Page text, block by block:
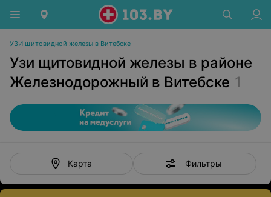
УЗИ щитовидной железы в Витебске
Узи щитовидной железы в районе
Железнодорожный в Витебске 1
Карта Фильтры